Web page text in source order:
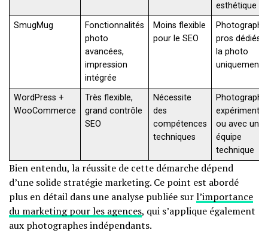
esthétique
SmugMug
Fonctionnalités
photo
avancées,
impression
intégrée
Moins flexible
pour le SEO
pros dédiés à
la photo
uniquement
WordPress +
WooCommerce
Très flexible,
grand contrôle
SEO
Nécessite
des
compétences
techniques
expérimentés
ou avec une
équipe
technique
Bien entendu, la réussite de cette démarche dépend
d’une solide stratégie marketing. Ce point est abordé
plus en détail dans une analyse publiée surl’importance
du marketing pour les agences, qui s’applique également
aux photographes indépendants.